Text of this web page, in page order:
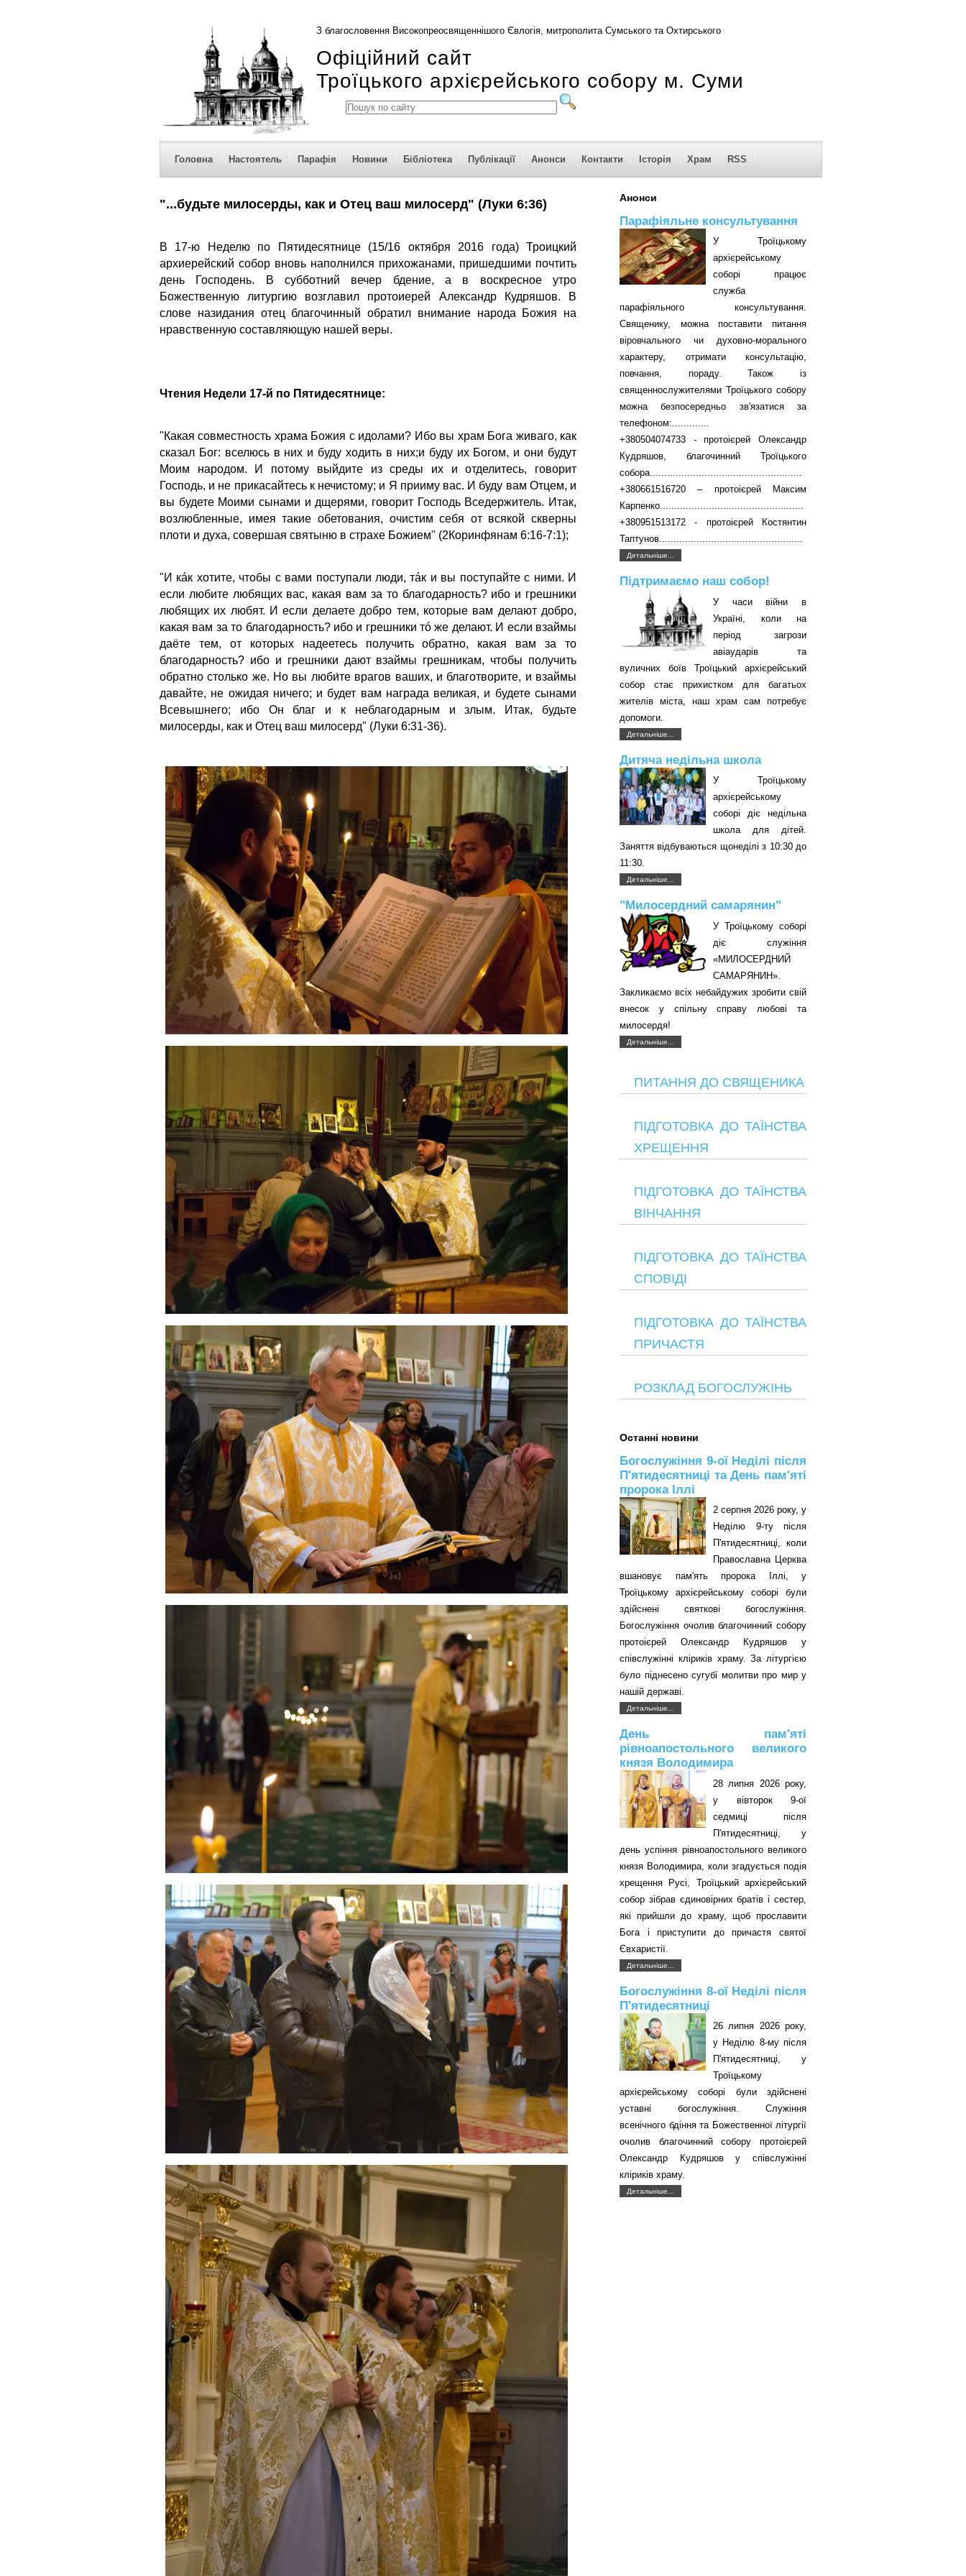
З благословення Високопреосвященнішого Євлогія, митрополита Сумського та Охтирського
Офіційний сайт
Троїцького архієрейського собору м. Суми
Головна Настоятель Парафія Новини Бібліотека Публікації Анонси Контакти Історія Храм RSS
"...будьте милосерды, как и Отец ваш милосерд" (Луки 6:36)
В 17-ю Неделю по Пятидесятнице (15/16 октября 2016 года) Троицкий
архиерейский собор вновь наполнился прихожанами, пришедшими почтить
день Господень. В субботний вечер бдение, а в воскресное утро
Божественную литургию возглавил протоиерей Александр Кудряшов. В
слове назидания отец благочинный обратил внимание народа Божия на
нравственную составляющую нашей веры.
Чтения Недели 17-й по Пятидесятнице:
"Какая совместность храма Божия с идолами? Ибо вы храм Бога живаго, как
сказал Бог: вселюсь в них и буду ходить в них;и буду их Богом, и они будут
Моим народом. И потому выйдите из среды их и отделитесь, говорит
Господь, и не прикасайтесь к нечистому; и Я прииму вас. И буду вам Отцем, и
вы будете Моими сынами и дщерями, говорит Господь Вседержитель. Итак,
возлюбленные, имея такие обетования, очистим себя от всякой скверны
плоти и духа, совершая святыню в страхе Божием" (2Коринфянам 6:16-7:1);
"И кáк хотите, чтобы с вами поступали люди, тáк и вы поступайте с ними. И
если любите любящих вас, какая вам за то благодарность? ибо и грешники
любящих их любят. И если делаете добро тем, которые вам делают добро,
какая вам за то благодарность? ибо и грешники тó же делают. И если взаймы
даёте тем, от которых надеетесь получить обратно, какая вам за то
благодарность? ибо и грешники дают взаймы грешникам, чтобы получить
обратно столько же. Но вы люби́те врагов ваших, и благотворите, и взаймы
давайте, не ожидая ничего; и будет вам награда великая, и будете сынами
Всевышнего; ибо Он благ и к неблагодарным и злым.
Итак, будьте
милосерды, как и Отец ваш милосерд" (Луки 6:31-36).
Анонси
Парафіяльне консультування
У Троїцькому
архієрейському
соборі працює
служба
парафіяльного консультування.
Священику, можна поставити питання
віровчального чи духовно-морального
характеру, отримати консультацію,
повчання, пораду. Також із
священнослужителями Троїцького собору
можна безпосередньо зв'язатися за
телефоном:.............
+380504074733 - протоієрей Олександр
Кудряшов, благочинний Троїцького
собора.....................................................
+380661516720 – протоієрей Максим
Карпенко..................................................
+380951513172 - протоієрей Костянтин
Таптунов..................................................
Детальніше...
Підтримаємо наш собор!
У часи війни в
Україні, коли на
період загрози
авіаударів та
вуличних боїв Троїцький архієрейський
собор стає прихистком для багатьох
жителів міста, наш храм сам потребує
допомоги.
Детальніше...
Дитяча недільна школа
У Троїцькому
архієрейському
соборі діє недільна
школа для дітей.
Заняття відбуваються щонеділі з 10:30 до
11:30.
Детальніше...
"Милосердний самарянин"
У Троїцькому соборі
діє служіння
«МИЛОСЕРДНИЙ
САМАРЯНИН».
Закликаємо всіх небайдужих зробити свій
внесок у спільну справу любові та
милосердя!
Детальніше...
ПИТАННЯ ДО СВЯЩЕНИКА
ПІДГОТОВКА ДО ТАЇНСТВА
ХРЕЩЕННЯ
ПІДГОТОВКА ДО ТАЇНСТВА
ВІНЧАННЯ
ПІДГОТОВКА ДО ТАЇНСТВА
СПОВІДІ
ПІДГОТОВКА ДО ТАЇНСТВА
ПРИЧАСТЯ
РОЗКЛАД БОГОСЛУЖІНЬ
Останні новини
Богослужіння 9-ої Неділі після
П'ятидесятниці та День пам'яті
пророка Іллі
2 серпня 2026 року, у
Неділю 9-ту після
П'ятидесятниці, коли
Православна Церква
вшановує пам'ять пророка Іллі, у
Троїцькому архієрейському соборі були
здійснені святкові богослужіння.
Богослужіння очолив благочинний собору
протоієрей Олександр Кудряшов у
співслужінні кліриків храму. За літургією
було піднесено сугубі молитви про мир у
нашій державі.
Детальніше...
День пам'яті
рівноапостольного великого
князя Володимира
28 липня 2026 року,
у вівторок 9-ої
седмиці після
П'ятидесятниці, у
день успіння рівноапостольного великого
князя Володимира, коли згадується подія
хрещення Русі, Троїцький архієрейський
собор зібрав єдиновірних братів і сестер,
які прийшли до храму, щоб прославити
Бога і приступити до причастя святої
Євхаристії.
Детальніше...
Богослужіння 8-ої Неділі після
П'ятидесятниці
26 липня 2026 року,
у Неділю 8-му після
П'ятидесятниці, у
Троїцькому
архієрейському соборі були здійснені
уставні богослужіння. Служіння
всенічного бдіння та Божественної літургії
очолив благочинний собору протоієрей
Олександр Кудряшов у співслужінні
кліриків храму.
Детальніше...